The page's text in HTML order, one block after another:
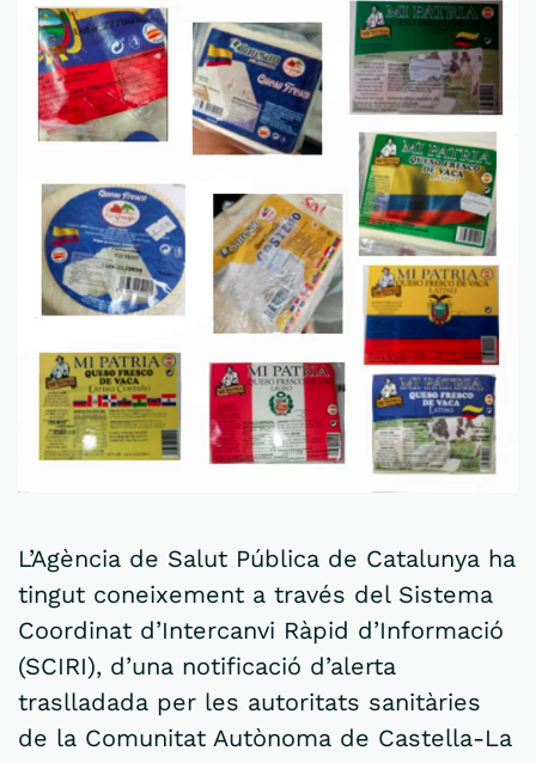
L’Agència de Salut Pública de Catalunya ha
tingut coneixement a través del Sistema
Coordinat d’Intercanvi Ràpid d’Informació
(SCIRI), d’una notificació d’alerta
traslladada per les autoritats sanitàries
de la Comunitat Autònoma de Castella-La